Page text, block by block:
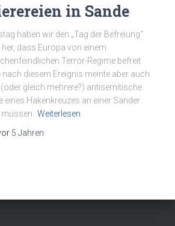
in Sande
haben wir den „Tag der Befreiung“
dass Europa von einem
Terror-Regime befreit
diesem Ereignis meinte aber auch
gleich mehrere?) antisemitische
eines Hakenkreuzes an einer Sander
Weiterlesen
5 Jahren